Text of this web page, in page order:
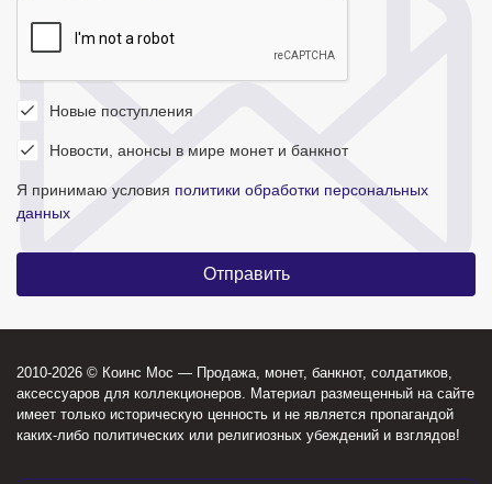
Новые поступления
Новости, анонсы в мире монет и банкнот
Я принимаю условия политики обработки персональных
данных
2010-2026 © Коинс Мос — Продажа, монет, банкнот, солдатиков,
аксессуаров для коллекционеров. Материал размещенный на сайте
имеет только историческую ценность и не является пропагандой
каких-либо политических или религиозных убеждений и взглядов!